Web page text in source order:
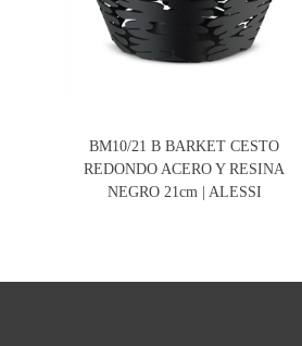
BM10/21 B BARKET CESTO
REDONDO ACERO Y RESINA
NEGRO 21cm | ALESSI